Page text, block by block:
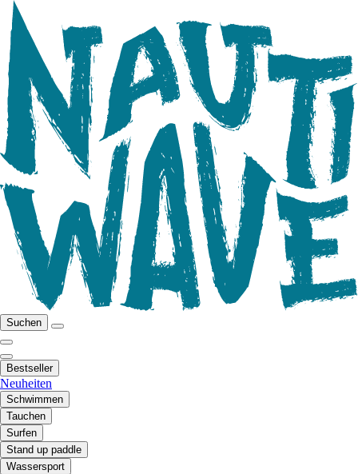
Suchen
Bestseller
Neuheiten
Schwimmen
Tauchen
Surfen
Stand up paddle
Wassersport